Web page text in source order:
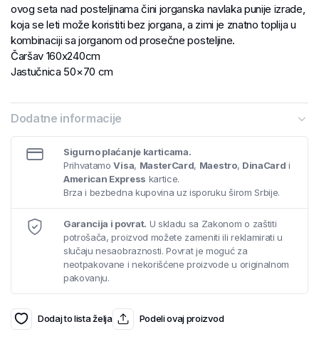
ovog seta nad posteljinama čini jorganska navlaka punije izrade,
koja se leti može koristiti bez jorgana, a zimi je znatno toplija u
kombinaciji sa jorganom od prosečne posteljine.
Čaršav 160x240cm
Jastučnica 50×70 cm
Dodatne informacije
Sigurno plaćanje karticama.
PrihvatamoVisa, MasterCard, Maestro, DinaCard i
American Express kartice.
Brza i bezbedna kupovina uz isporuku širom Srbije.
Garancija i povrat. U skladu sa Zakonom o zaštiti
potrošača, proizvod možete zameniti ili reklamirati u
slučaju nesaobraznosti. Povrat je moguć za
neotpakovane i nekorišćene proizvode u originalnom
pakovanju.
Dodaj to lista želja Podeli ovaj proizvod